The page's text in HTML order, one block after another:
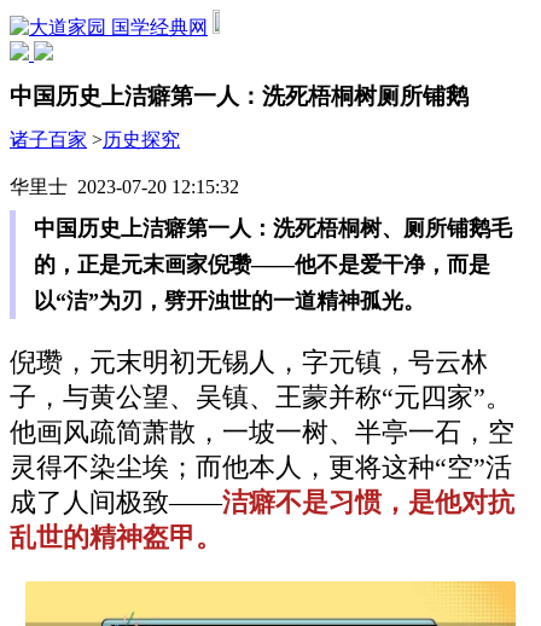
国学经典网
中国历史上洁癖第一人：洗死梧桐树厕所铺鹅
诸子百家 >历史探究
华里士 2023-07-20 12:15:32
中国历史上洁癖第一人：洗死梧桐树、厕所铺鹅毛
的，正是元末画家倪瓒——他不是爱干净，而是
以“洁”为刃，劈开浊世的一道精神孤光。
倪瓒，元末明初无锡人，字元镇，号云林
子，与黄公望、吴镇、王蒙并称“元四家”。
他画风疏简萧散，一坡一树、半亭一石，空
灵得不染尘埃；而他本人，更将这种“空”活
成了人间极致——洁癖不是习惯，是他对抗
乱世的精神盔甲。